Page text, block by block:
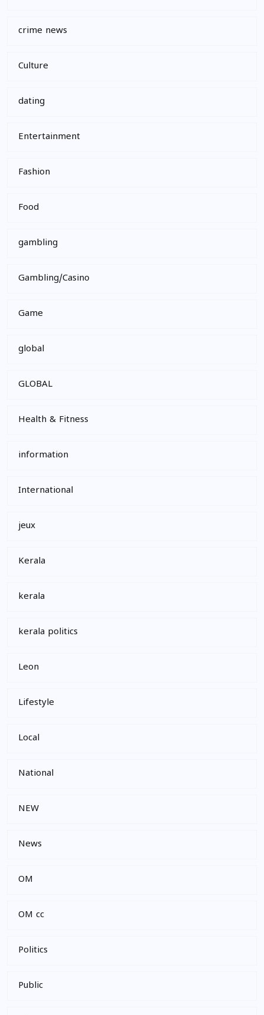
crime news
Culture
dating
Entertainment
Fashion
Food
gambling
Gambling/Casino
Game
global
GLOBAL
Health & Fitness
information
International
jeux
Kerala
kerala
kerala politics
Leon
Lifestyle
Local
National
NEW
News
OM
OM cc
Politics
Public